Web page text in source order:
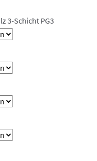
3-Schicht PG3